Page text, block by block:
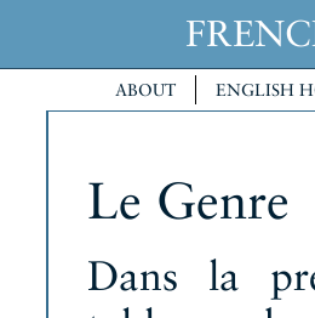
ABOUT ENGLISH
Le Genre
Dans la